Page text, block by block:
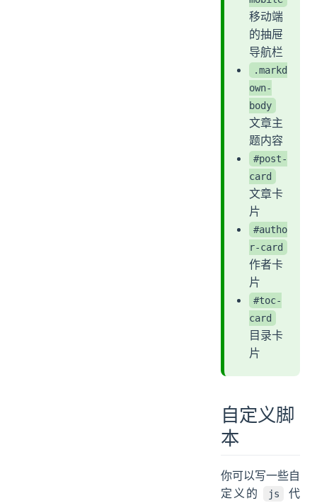
移动端
的抽屉
导航栏
.markd
own-
body
文章主
题内容
#post-
card
文章卡
片
#autho
r-card
作者卡
片
#toc-
card
目录卡
片
自定义脚
本
你可以写一些自
定义的
js
代